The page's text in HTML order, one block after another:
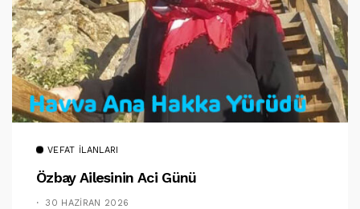
VEFAT İLANLARI
Özbay Ailesinin Aci Günü
30 HAZIRAN 2026